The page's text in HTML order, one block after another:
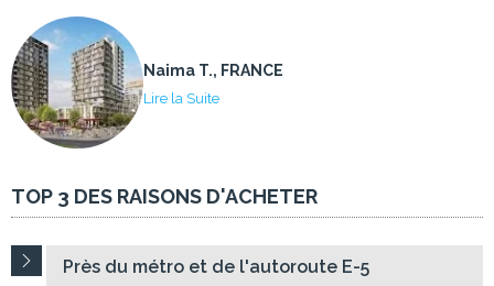
Naima T., FRANCE
Lire la Suite
TOP 3 DES RAISONS D'ACHETER
Près du métro et de l'autoroute E-5